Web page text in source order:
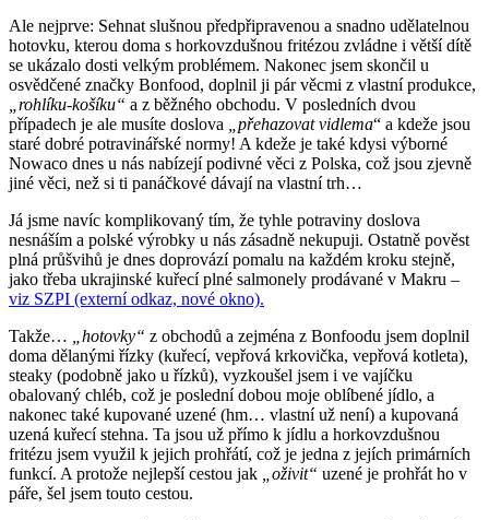
Ale nejprve: Sehnat slušnou předpřipravenou a snadno udělatelnou
hotovku, kterou doma s horkovzdušnou fritézou zvládne i větší dítě
se ukázalo dosti velkým problémem. Nakonec jsem skončil u
osvědčené značky Bonfood, doplnil ji pár věcmi z vlastní produkce,
„rohlíku-košíku“ a z běžného obchodu. V posledních dvou
případech je ale musíte doslova „přehazovat vidlema“ a kdeže jsou
staré dobré potravinářské normy! A kdeže je také kdysi výborné
Nowaco dnes u nás nabízejí podivné věci z Polska, což jsou zjevně
jiné věci, než si ti panáčkové dávají na vlastní trh…
Já jsme navíc komplikovaný tím, že tyhle potraviny doslova
nesnáším a polské výrobky u nás zásadně nekupuji. Ostatně pověst
plná průšvihů je dnes doprovází pomalu na každém kroku stejně,
jako třeba ukrajinské kuřecí plné salmonely prodávané v Makru –
viz SZPI (externí odkaz, nové okno).
Takže… „hotovky“ z obchodů a zejména z Bonfoodu jsem doplnil
doma dělanými řízky (kuřecí, vepřová krkovička, vepřová kotleta),
steaky (podobně jako u řízků), vyzkoušel jsem i ve vajíčku
obalovaný chléb, což je poslední dobou moje oblíbené jídlo, a
nakonec také kupované uzené (hm… vlastní už není) a kupovaná
uzená kuřecí stehna. Ta jsou už přímo k jídlu a horkovzdušnou
fritézu jsem využil k jejich prohřátí, což je jedna z jejích primárních
funkcí. A protože nejlepší cestou jak „oživit“ uzené je prohřát ho v
páře, šel jsem touto cestou.